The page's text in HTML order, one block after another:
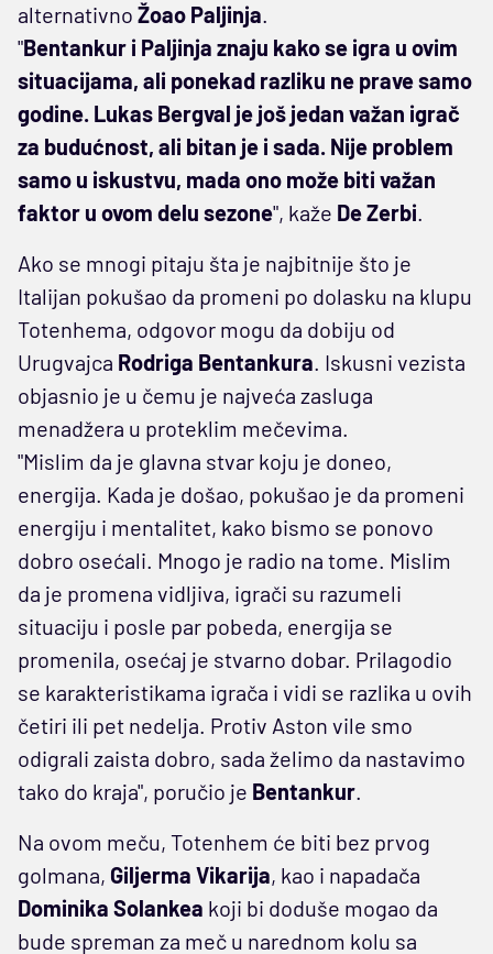
alternativno Žoao Paljinja.
"Bentankur i Paljinja znaju kako se igra u ovim
situacijama, ali ponekad razliku ne prave samo
godine. Lukas Bergval je još jedan važan igrač
za budućnost, ali bitan je i sada. Nije problem
samo u iskustvu, mada ono može biti važan
faktor u ovom delu sezone", kaže De Zerbi.
Ako se mnogi pitaju šta je najbitnije što je
Italijan pokušao da promeni po dolasku na klupu
Totenhema, odgovor mogu da dobiju od
Urugvajca Rodriga Bentankura. Iskusni vezista
objasnio je u čemu je najveća zasluga
menadžera u proteklim mečevima.
"Mislim da je glavna stvar koju je doneo,
energija. Kada je došao, pokušao je da promeni
energiju i mentalitet, kako bismo se ponovo
dobro osećali. Mnogo je radio na tome. Mislim
da je promena vidljiva, igrači su razumeli
situaciju i posle par pobeda, energija se
promenila, osećaj je stvarno dobar. Prilagodio
se karakteristikama igrača i vidi se razlika u ovih
četiri ili pet nedelja. Protiv Aston vile smo
odigrali zaista dobro, sada želimo da nastavimo
tako do kraja", poručio je Bentankur.
Na ovom meču, Totenhem će biti bez prvog
golmana, Giljerma Vikarija, kao i napadača
Dominika Solankea koji bi doduše mogao da
bude spreman za meč u narednom kolu sa